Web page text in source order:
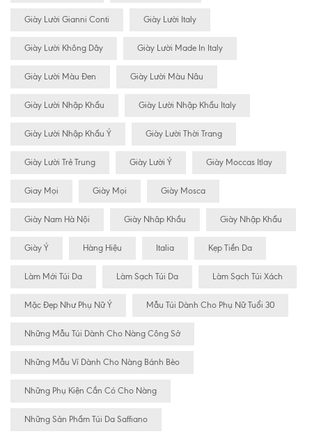
Giày Lười Gianni Conti Giày Lười Italy
Giày Lười Không Dây Giày Lười Made In Italy
Giày Lười Màu Đen Giày Lười Màu Nâu
Giày Lười Nhập Khẩu Giày Lười Nhập Khẩu Italy
Giày Lười Nhập Khẩu Ý Giày Lười Thời Trang
Giày Lười Trẻ Trung Giày Lười Ý Giày Moccas Itlay
Giay Mọi Giày Mọi Giày Mosca
Giày Nam Hà Nội Giày Nhâp Khẩu Giày Nhập Khẩu
Giày Ý Hàng Hiệu Italia Kẹp Tiền Da
Làm Mới Túi Da Làm Sạch Túi Da Làm Sạch Túi Xách
Mặc Đẹp Như Phụ Nữ Ý Mẫu Túi Dành Cho Phụ Nữ Tuổi 30
Những Mẫu Túi Dành Cho Nàng Công Sở
Những Mẫu Ví Dành Cho Nàng Bánh Bèo
Những Phụ Kiện Cần Có Cho Nàng
Những Sản Phẩm Túi Da Saffiano